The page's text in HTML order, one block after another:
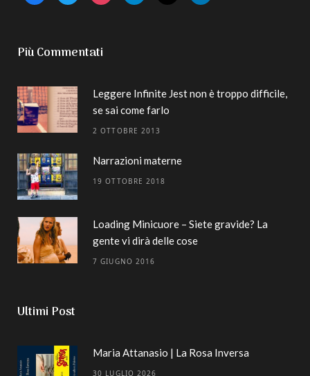
Più Commentati
Leggere Infinite Jest non è troppo difficile,
se sai come farlo
2 OTTOBRE 2013
Narrazioni materne
19 OTTOBRE 2018
Loading Minicuore – Siete gravide? La
gente vi dirà delle cose
7 GIUGNO 2016
Ultimi Post
Maria Attanasio | La Rosa Inversa
30 LUGLIO 2026